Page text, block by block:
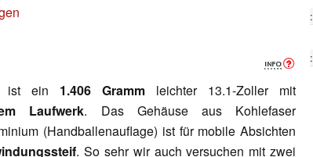
ist ein 1.406 Gramm leichter 13.1-Zoller mit
Laufwerk. Das Gehäuse aus Kohlefaser
(Handballenauflage) ist für mobile Absichten
. So sehr wir auch versuchen mit zwei